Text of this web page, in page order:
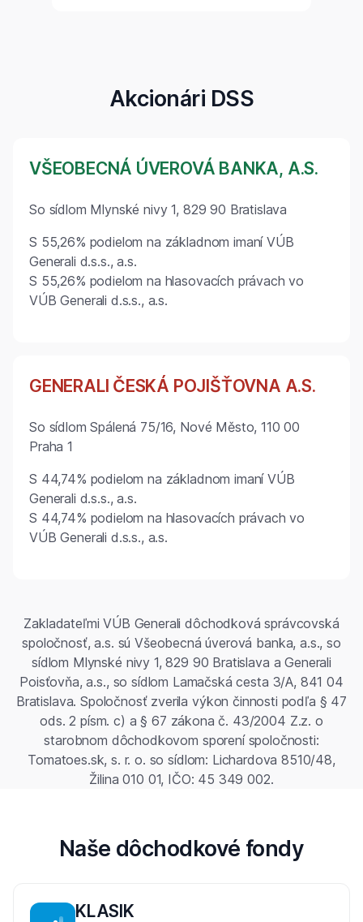
Akcionári DSS
VŠEOBECNÁ ÚVEROVÁ BANKA, A.S.
So sídlom Mlynské nivy 1, 829 90 Bratislava
S 55,26% podielom na základnom imaní VÚB
Generali d.s.s., a.s.
S 55,26% podielom na hlasovacích právach vo
VÚB Generali d.s.s., a.s.
GENERALI ČESKÁ POJIŠŤOVNA A.S.
So sídlom Spálená 75/16, Nové Město, 110 00
Praha 1
S 44,74% podielom na základnom imaní VÚB
Generali d.s.s., a.s.
S 44,74% podielom na hlasovacích právach vo
VÚB Generali d.s.s., a.s.
Zakladateľmi VÚB Generali dôchodková správcovská
spoločnosť, a.s. sú Všeobecná úverová banka, a.s., so
sídlom Mlynské nivy 1, 829 90 Bratislava a Generali
Poisťovňa, a.s., so sídlom Lamačská cesta 3/A, 841 04
Bratislava. Spoločnosť zverila výkon činnosti podľa § 47
ods. 2 písm. c) a § 67 zákona č. 43/2004 Z.z. o
starobnom dôchodkovom sporení spoločnosti:
Tomatoes.sk, s. r. o. so sídlom: Lichardova 8510/48,
Žilina 010 01, IČO: 45 349 002.
Naše dôchodkové fondy
KLASIK